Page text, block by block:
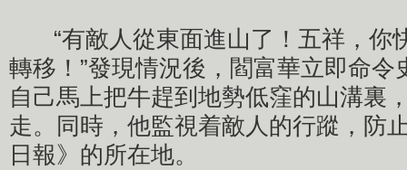
“有敵人從東面進山了！五祥，你
轉移！”發現情況後，閻富華立即命令
自己馬上把牛趕到地勢低窪的山溝裏
走。同時，他監視着敵人的行蹤，防
日報》的所在地。